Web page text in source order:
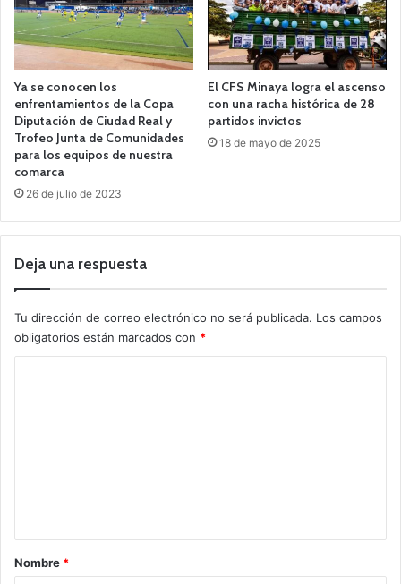
Ya se conocen los
enfrentamientos de la Copa
Diputación de Ciudad Real y
Trofeo Junta de Comunidades
para los equipos de nuestra
comarca
26 de julio de 2023
El CFS Minaya logra el ascenso
con una racha histórica de 28
partidos invictos
18 de mayo de 2025
Deja una respuesta
Tu dirección de correo electrónico no será publicada. Los campos
obligatorios están marcados con *
r
Nombre *